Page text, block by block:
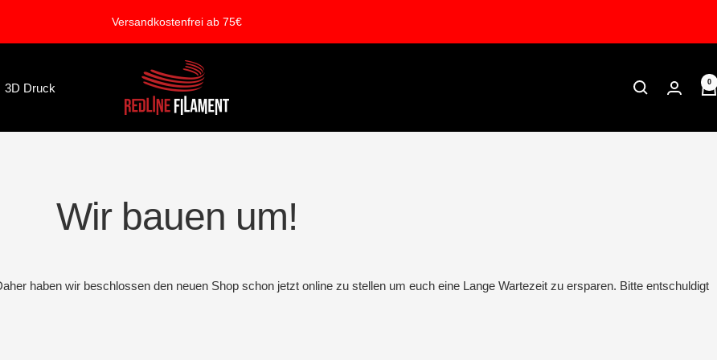
Versandkostenfrei ab 75€
3D Druck
REDLINE
FILAMENT
0
Wir bauen um!
haben wir beschlossen den neuen Shop schon jetzt online zu stellen um euch eine Lange Wartezeit zu ersparen. Bitte entschuldigt